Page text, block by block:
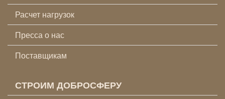
Расчет нагрузок
Пресса о нас
Поставщикам
СТРОИМ ДОБРОСФЕРУ